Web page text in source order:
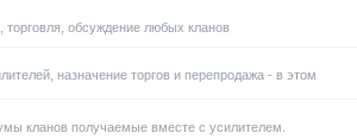
обсуждение любых кланов
назначение торгов и перепродажа - в этом
кланов получаемые вместе с усилителем.